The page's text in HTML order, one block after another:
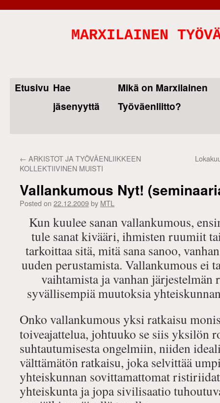
MARXILAINEN
Skip
Etusivu Hae
jäsenyyttä
Mikä on Marxilainen
Työväenliitto?
← ARKISTOT JA TYÖVÄENLIIKKEEN
KOLLEKTIIVINEN MUISTI
Vallankumous Nyt!
Posted on 22.12.2009by MTL
Kun kuulee sanan vallankumous,
tule sanat kivääri, ihmisten ruumiit
tarkoittaa sitä, mitä sana sanoo,
uuden perustamista. Vallankumous ei
vaihtamista ja vanhan järjestelmän
syvällisempiä muutoksia
Onko vallankumous yksi ratkaisu
toiveajattelua, johtuuko se siis yksilön
suhtautumisesta ongelmiin, niiden
välttämätön ratkaisu, joka selvittää
yhteiskunnan sovittamattomat
yhteiskunta ja jopa sivilisaatio